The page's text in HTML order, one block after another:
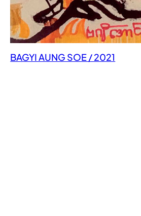
BAGYI AUNG SOE / 2021